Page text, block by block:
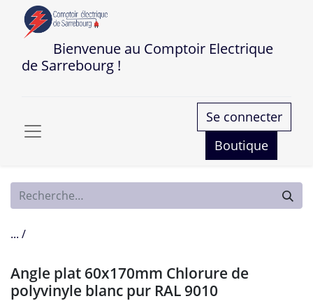
Bienvenue au Comptoir Electrique
de Sarrebourg !
Se connecter
Boutique
... /
Angle plat 60x170mm Chlorure de
polyvinyle blanc pur RAL 9010